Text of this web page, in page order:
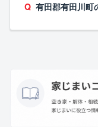
有田郡有田川町